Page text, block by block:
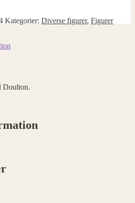
Kategorier: Diverse figurer, Figurer
Doulton.